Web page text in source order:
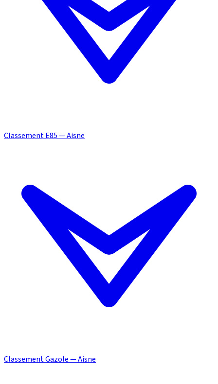
Classement E85 — Aisne
Classement Gazole — Aisne